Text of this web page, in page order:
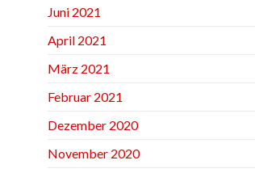
Juni 2021
April 2021
März 2021
Februar 2021
Dezember 2020
November 2020